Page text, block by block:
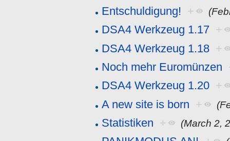
Entschuldigung! +
DSA4 Werkzeug 1.17 +
DSA4 Werkzeug 1.18 +
Noch mehr Euromünzen
DSA4 Werkzeug 1.20 +
A new site is born +
Statistiken + (March 2,